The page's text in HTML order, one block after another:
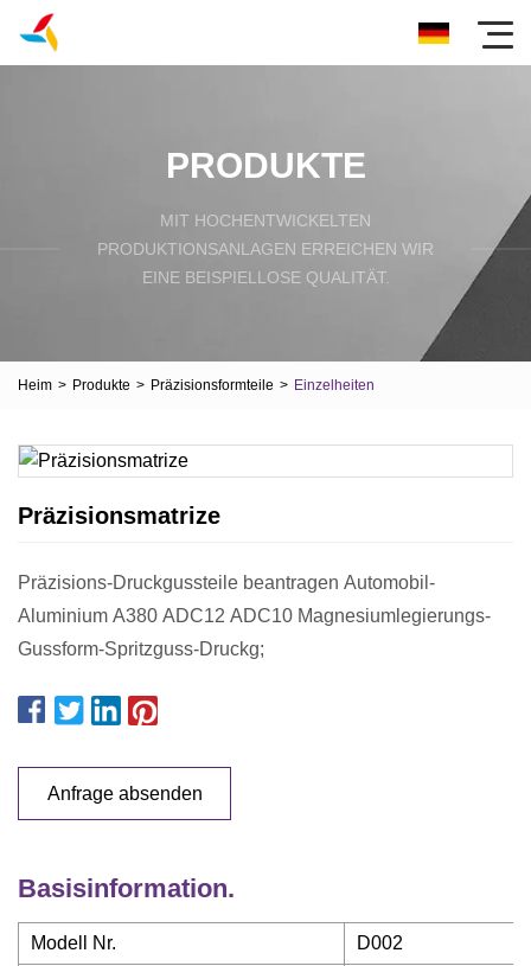
PRODUKTE
MIT HOCHENTWICKELTEN
PRODUKTIONSANLAGEN ERREICHEN WIR
EINE BEISPIELLOSE QUALITÄT.
Heim > Produkte > Präzisionsformteile > Einzelheiten
Präzisionsmatrize
Präzisions-Druckgussteile beantragen Automobil-
Aluminium A380 ADC12 ADC10 Magnesiumlegierungs-
Gussform-Spritzguss-Druckg;
Anfrage absenden
Basisinformation.
Modell Nr. D002